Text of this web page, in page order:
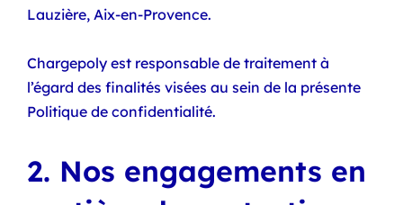
Lauzière, Aix-en-Provence.
Chargepoly est responsable de traitement à
l’égard des finalités visées au sein de la présente
Politique de confidentialité.
2. Nos engagements en